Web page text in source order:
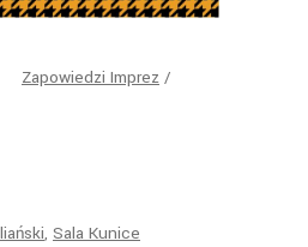
Zapowiedzi Imprez
, Sala Kunice